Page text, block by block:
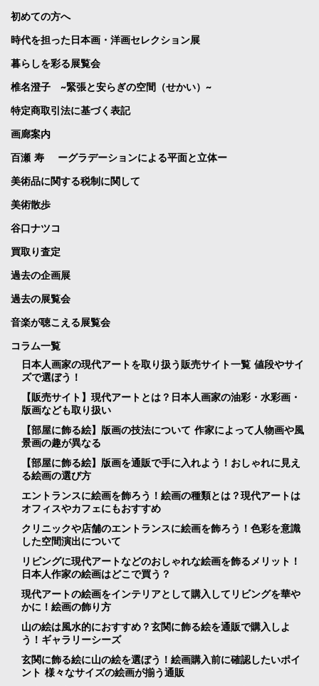
初めての方へ
時代を担った日本画・洋画セレクション展
暮らしを彩る展覧会
椎名澄子 ~緊張と安らぎの空間（せかい）~
特定商取引法に基づく表記
画廊案内
百瀬 寿 ーグラデーションによる平面と立体ー
美術品に関する税制に関して
美術散歩
谷口ナツコ
買取り査定
過去の企画展
過去の展覧会
音楽が聴こえる展覧会
コラム一覧
日本人画家の現代アートを取り扱う販売サイト一覧 値段やサイ
ズで選ぼう！
【販売サイト】現代アートとは？日本人画家の油彩・水彩画・
版画なども取り扱い
【部屋に飾る絵】版画の技法について 作家によって人物画や風
景画の趣が異なる
【部屋に飾る絵】版画を通販で手に入れよう！おしゃれに見え
る絵画の選び方
エントランスに絵画を飾ろう！絵画の種類とは？現代アートは
オフィスやカフェにもおすすめ
クリニックや店舗のエントランスに絵画を飾ろう！色彩を意識
した空間演出について
リビングに現代アートなどのおしゃれな絵画を飾るメリット！
日本人作家の絵画はどこで買う？
現代アートの絵画をインテリアとして購入してリビングを華や
かに！絵画の飾り方
山の絵は風水的におすすめ？玄関に飾る絵を通販で購入しよ
う！ギャラリーシーズ
玄関に飾る絵に山の絵を選ぼう！絵画購入前に確認したいポイ
ント 様々なサイズの絵画が揃う通販